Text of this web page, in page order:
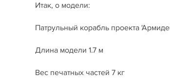
Итак, о модели:
Патрульный корабль проекта
Длина модели 1.7 м
Вес печатных частей 7 кг